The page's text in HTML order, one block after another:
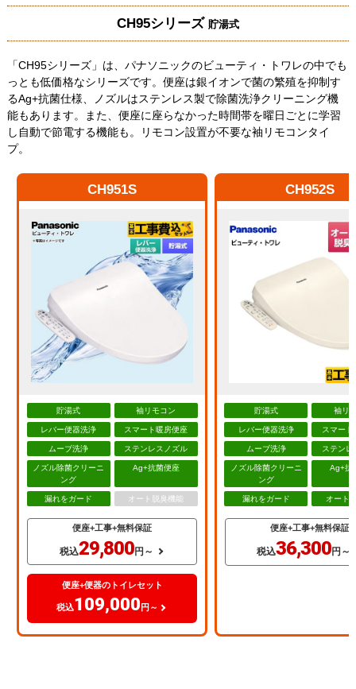
CH95シリーズ 貯湯式
「CH95シリーズ」は、パナソニックのビューティ・トワレの中でも
っとも低価格なシリーズです。便座は銀イオンで菌の繁殖を抑制す
るAg+抗菌仕様、ノズルはステンレス製で除菌洗浄クリーニング機
能もあります。また、便座に座らなかった時間帯を曜日ごとに学習
し自動で節電する機能も。リモコン設置が不要な袖リモコンタイ
プ。
CH951S
貯湯式 袖リモコン
レバー便器洗浄 スマート暖房便座
ムーブ洗浄 ステンレスノズル
ノズル除菌クリーニ
ング
Ag+抗菌便座
漏れをガード オート脱臭機能
便座+工事+無料保証
税込29,800円～
便座+便器のトイレセット
税込109,000 円～
CH952S
貯湯式 袖リ
レバー便器洗浄 スマート
ムーブ洗浄 ステンレ
ノズル除菌クリーニ
ング
Ag+抗
漏れをガード オート
便座+工事+無料保証
税込36,300円～